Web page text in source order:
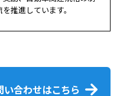
推進しています。
合わせはこちら